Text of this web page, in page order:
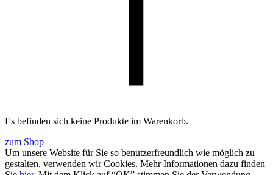
Es befinden sich keine Produkte im Warenkorb.
zum Shop
Um unsere Website für Sie so benutzerfreundlich wie möglich zu
gestalten, verwenden wir Cookies. Mehr Informationen dazu finden